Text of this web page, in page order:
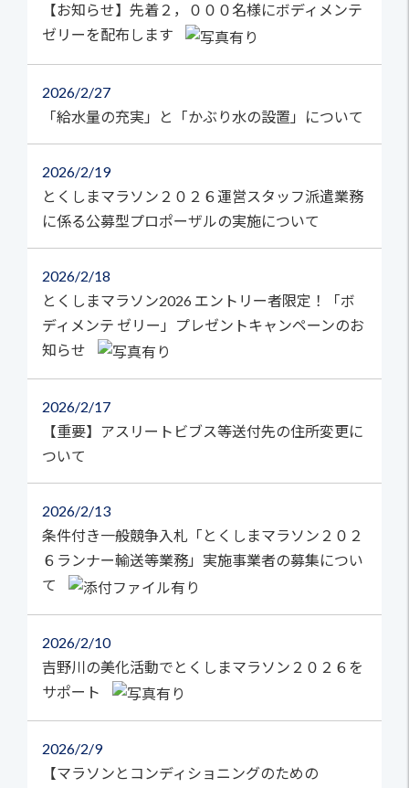
【お知らせ】先着２，０００名様にボディメンテ
ゼリーを配布します
2026 2/27
「給水量の充実」と「かぶり水の設置」について
2026 2/19
とくしまマラソン２０２６運営スタッフ派遣業務
に係る公募型プロポーザルの実施について
2026 2/18
とくしまマラソン2026 エントリー者限定！「ボ
ディメンテ ゼリー」プレゼントキャンペーンのお
知らせ
2026 2/17
【重要】アスリートビブス等送付先の住所変更に
ついて
2026 2/13
条件付き一般競争入札「とくしまマラソン２０２
６ランナー輸送等業務」実施事業者の募集につい
て
2026 2/10
吉野川の美化活動でとくしまマラソン２０２６を
サポート
2026 2/9
【マラソンとコンディショニングのための